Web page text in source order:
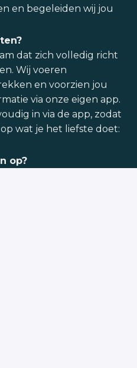
en begeleiden wij jou
dat zich volledig richt
Wij voeren
en voorzien jou
via onze eigen app.
in via de app, zodat
wat je het liefste doet:
op?